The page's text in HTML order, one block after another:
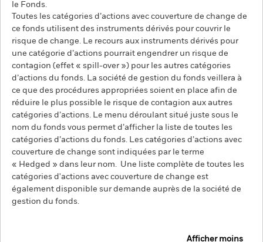
le Fonds.
Toutes les catégories d’actions avec couverture de change de
ce fonds utilisent des instruments dérivés pour couvrir le
risque de change. Le recours aux instruments dérivés pour
une catégorie d’actions pourrait engendrer un risque de
contagion (effet « spill-over ») pour les autres catégories
d’actions du fonds. La société de gestion du fonds veillera à
ce que des procédures appropriées soient en place afin de
réduire le plus possible le risque de contagion aux autres
catégories d’actions. Le menu déroulant situé juste sous le
nom du fonds vous permet d’afficher la liste de toutes les
catégories d’actions du fonds. Les catégories d’actions avec
couverture de change sont indiquées par le terme
« Hedged » dans leur nom. Une liste complète de toutes les
catégories d'actions avec couverture de change est
également disponible sur demande auprès de la société de
gestion du fonds.
Afficher moins